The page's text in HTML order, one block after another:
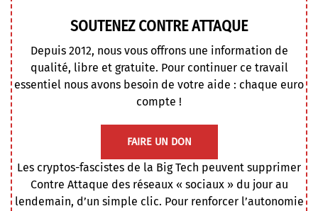
SOUTENEZ CONTRE ATTAQUE
Depuis 2012, nous vous offrons une information de
qualité, libre et gratuite. Pour continuer ce travail
essentiel nous avons besoin de votre aide : chaque euro
compte !
FAIRE UN DON
Les cryptos-fascistes de la Big Tech peuvent supprimer
Contre Attaque des réseaux « sociaux » du jour au
lendemain, d’un simple clic. Pour renforcer l’autonomie